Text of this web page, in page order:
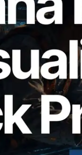
Solana Block
temps de
des